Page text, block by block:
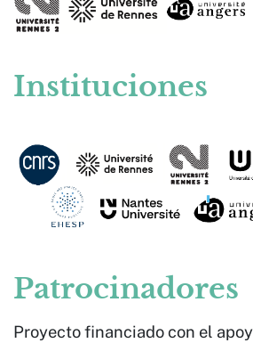
Instituciones
Patrocinadores
Proyecto financiado con el